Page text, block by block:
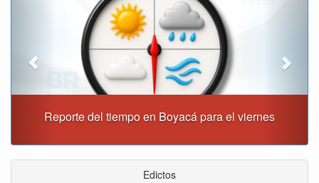
Reporte del tiempo en Boyacá para el viernes
Edictos